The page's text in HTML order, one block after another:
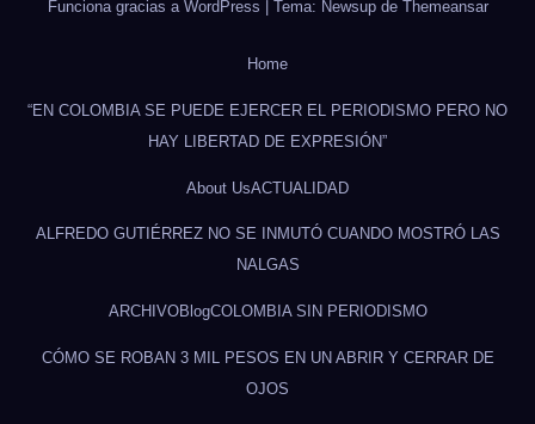
Funciona gracias a WordPress | Tema: Newsup de Themeansar
Home
“EN COLOMBIA SE PUEDE EJERCER EL PERIODISMO PERO NO
HAY LIBERTAD DE EXPRESIÓN”
About UsACTUALIDAD
ALFREDO GUTIÉRREZ NO SE INMUTÓ CUANDO MOSTRÓ LAS
NALGAS
ARCHIVOBlogCOLOMBIA SIN PERIODISMO
CÓMO SE ROBAN 3 MIL PESOS EN UN ABRIR Y CERRAR DE
OJOS